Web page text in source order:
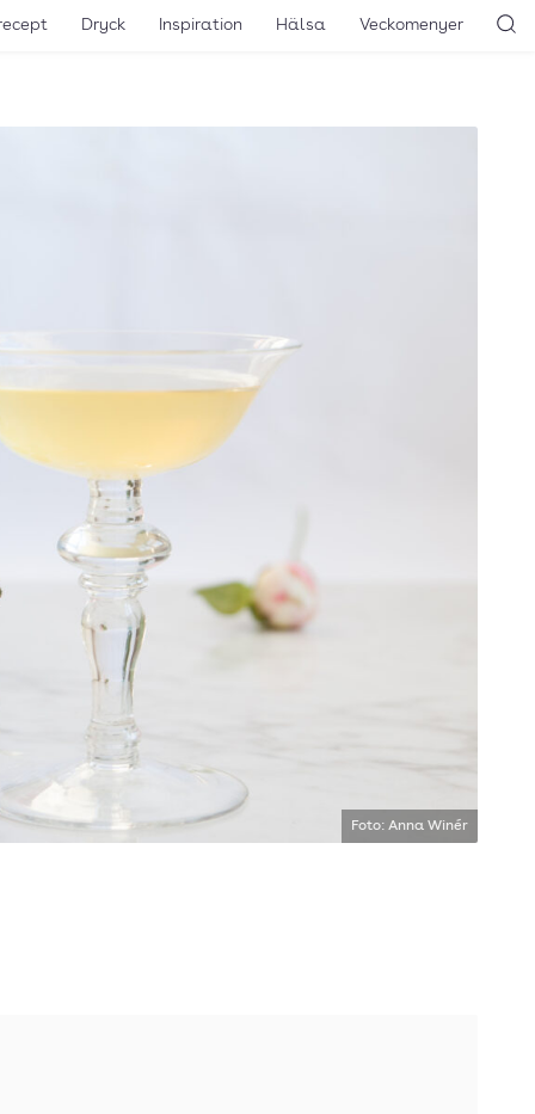
Dryck Inspiration Hälsa Veckomenyer
Foto: Anna Winér